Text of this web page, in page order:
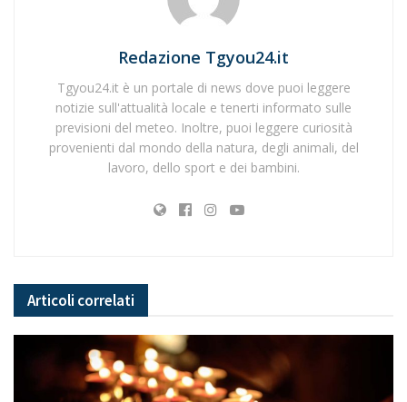
Redazione Tgyou24.it
Tgyou24.it è un portale di news dove puoi leggere
notizie sull'attualità locale e tenerti informato sulle
previsioni del meteo. Inoltre, puoi leggere curiosità
provenienti dal mondo della natura, degli animali, del
lavoro, dello sport e dei bambini.
Articoli correlati